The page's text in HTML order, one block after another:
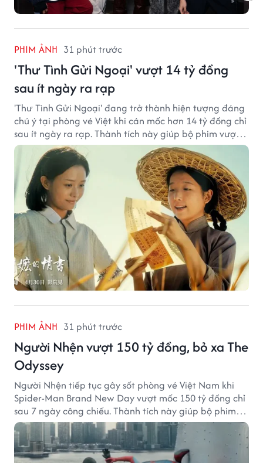
PHIM ẢNH 31 phút trước
'Thư Tình Gửi Ngoại' vượt 14 tỷ đồng
sau ít ngày ra rạp
'Thư Tình Gửi Ngoại' đang trở thành hiện tượng đáng
chú ý tại phòng vé Việt khi cán mốc hơn 14 tỷ đồng chỉ
sau ít ngày ra rạp. Thành tích này giúp bộ phim vượt
kỳ vọng ban đầu và duy trì sức hút giữa cuộc cạnh
tranh của nhiều tác phẩm lớn.
PHIM ẢNH 31 phút trước
Người Nhện vượt 150 tỷ đồng, bỏ xa The
Odyssey
Người Nhện tiếp tục gây sốt phòng vé Việt Nam khi
Spider-Man Brand New Day vượt mốc 150 tỷ đồng chỉ
sau 7 ngày công chiếu. Thành tích này giúp bộ phim
của Tom Holland tạo khoảng cách đáng kể với The
Odyssey trên đường đua doanh thu.